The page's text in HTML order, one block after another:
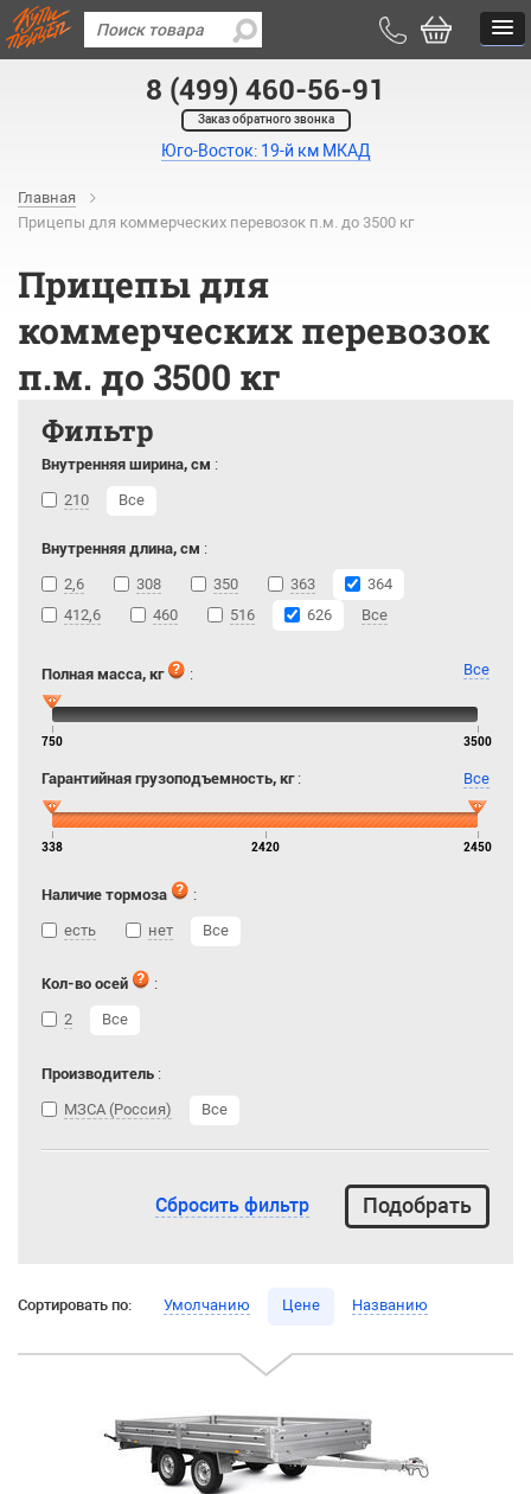
8 (499) 460-56-91
Заказ обратного звонка
Юго-Восток: 19-й км МКАД
Главная
Прицепы для коммерческих перевозок п.м. до 3500 кг
Прицепы для
коммерческих перевозок
п.м. до 3500 кг
Фильтр
Внутренняя ширина, см :
210
Все
Внутренняя длина, см :
2,6
308 350 363
364
412,6
460 516 626 Все
Полная масса, кг : Все
750 3500
Гарантийная грузоподъемность, кг: Все
338 2420 2450
Наличие тормоза
:
есть
нет Все
Кол-во осей
:
2
Все
Производитель :
МЗСА (Россия)
Все
Сбросить фильтр
Сортировать по: Умолчанию Цене Названию